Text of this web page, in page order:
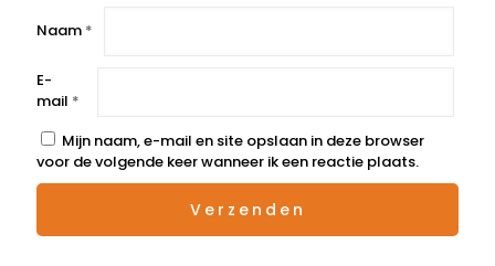
Naam *
E-
mail *
Mijn naam, e-mail en site opslaan in deze browser
voor de volgende keer wanneer ik een reactie plaats.